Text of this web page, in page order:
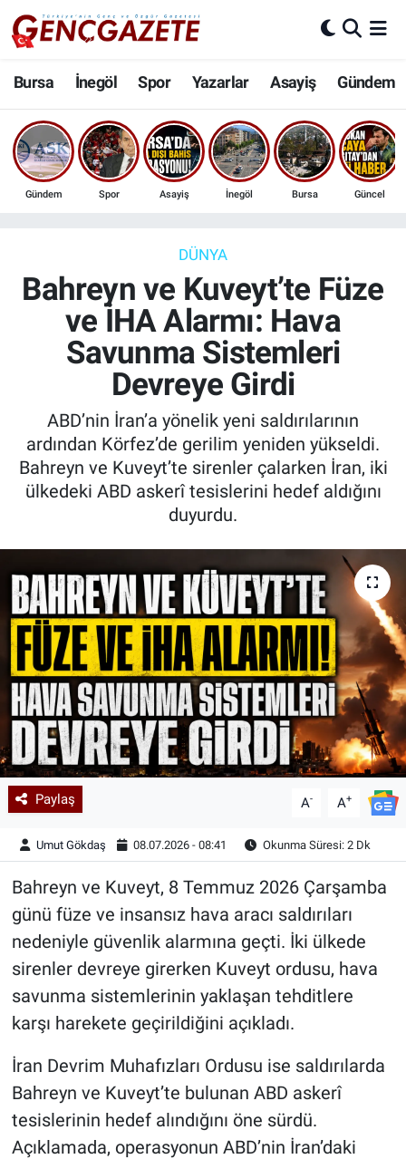
Bursa İnegöl Spor Yazarlar Asayiş Gündem
Gündem Spor Asayiş İnegöl Bursa Güncel
DÜNYA
Bahreyn ve Kuveyt’te Füze
ve İHA Alarmı: Hava
Savunma Sistemleri
Devreye Girdi
ABD’nin İran’a yönelik yeni saldırılarının
ardından Körfez’de gerilim yeniden yükseldi.
Bahreyn ve Kuveyt’te sirenler çalarken İran, iki
ülkedeki ABD askerî tesislerini hedef aldığını
duyurdu.
Paylaş A- A+
Umut Gökdaş 08.07.2026 - 08:41 Okunma Süresi: 2 Dk
Bahreyn ve Kuveyt, 8 Temmuz 2026 Çarşamba
günü füze ve insansız hava aracı saldırıları
nedeniyle güvenlik alarmına geçti. İki ülkede
sirenler devreye girerken Kuveyt ordusu, hava
savunma sistemlerinin yaklaşan tehditlere
karşı harekete geçirildiğini açıkladı.
İran Devrim Muhafızları Ordusu ise saldırılarda
Bahreyn ve Kuveyt’te bulunan ABD askerî
tesislerinin hedef alındığını öne sürdü.
Açıklamada, operasyonun ABD’nin İran’daki
Bursa
İnegöl
3.SAYFA
Ekonomi
Güncel
Kadın & Aile
Kültür & Sanat
Siyaset
Teknoloji
Yazarlar
Astroloji-Rüya
Nöbetçi Eczaneler
Hava Durumu
Trafik Durumu
Son Dakika Haberleri
Haber Arşivi